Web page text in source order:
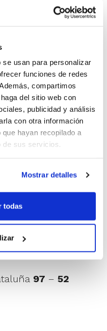
usan para personalizar
funciones de redes
compartimos
del sitio web con
publicidad y análisis
con otra información
hayan recopilado a
de sus servicios.
Mostrar detalles
todas
97 – 52